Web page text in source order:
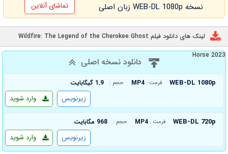
نسخه WEB-DL 1080p زبان اصلی تماشای آنلاین
لینک های دانلود فیلم Wildfire: The Legend of the Cherokee Ghost
Horse 2023
دانلود نسخه اصلی
WEB-DL 1080p فرمت : MP4 حجم : 1.9 گیگابایت
وارد شوید زیرنویس
WEB-DL 720p فرمت : MP4 حجم : 968 مگابایت
وارد شوید زیرنویس